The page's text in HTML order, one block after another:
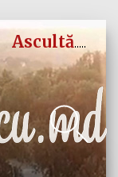
Ascultă